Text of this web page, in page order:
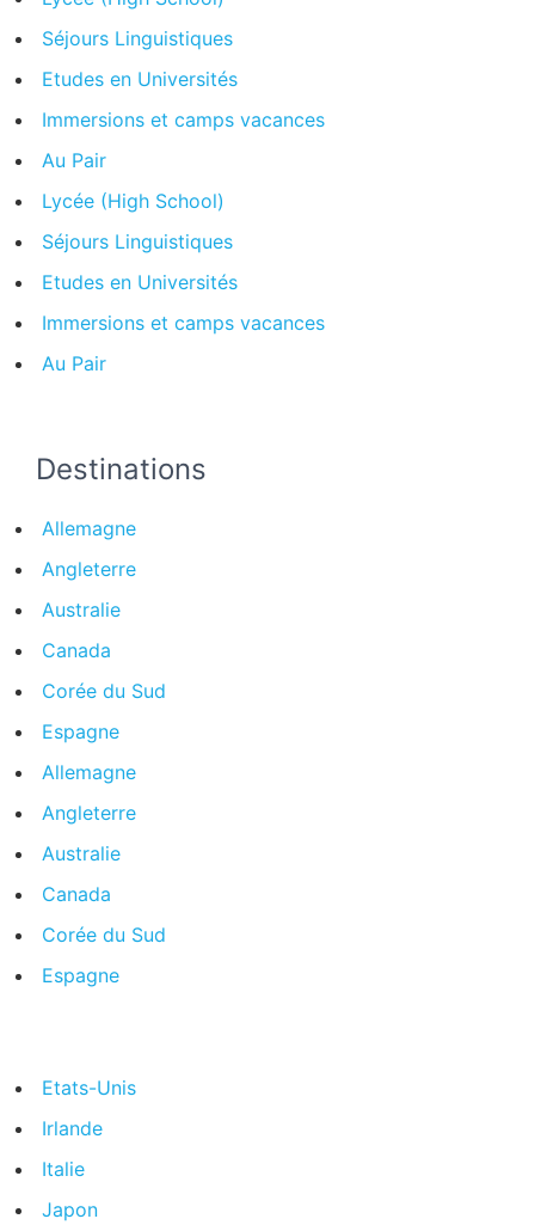
Séjours Linguistiques
Etudes en Universités
Immersions et camps vacances
Au Pair
Lycée (High School)
Séjours Linguistiques
Etudes en Universités
Immersions et camps vacances
Au Pair
Destinations
Allemagne
Angleterre
Australie
Canada
Corée du Sud
Espagne
Allemagne
Angleterre
Australie
Canada
Corée du Sud
Espagne
Etats-Unis
Irlande
Italie
Japon